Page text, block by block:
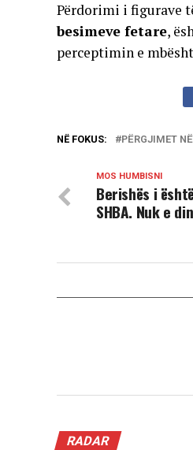
Përdorimi i figurave
besimeve fetare,
perceptimin e
NË FOKUS: PËRGJIMET
MOS HUMBISNI
Berishës i
SHBA. Nuk e
RADAR